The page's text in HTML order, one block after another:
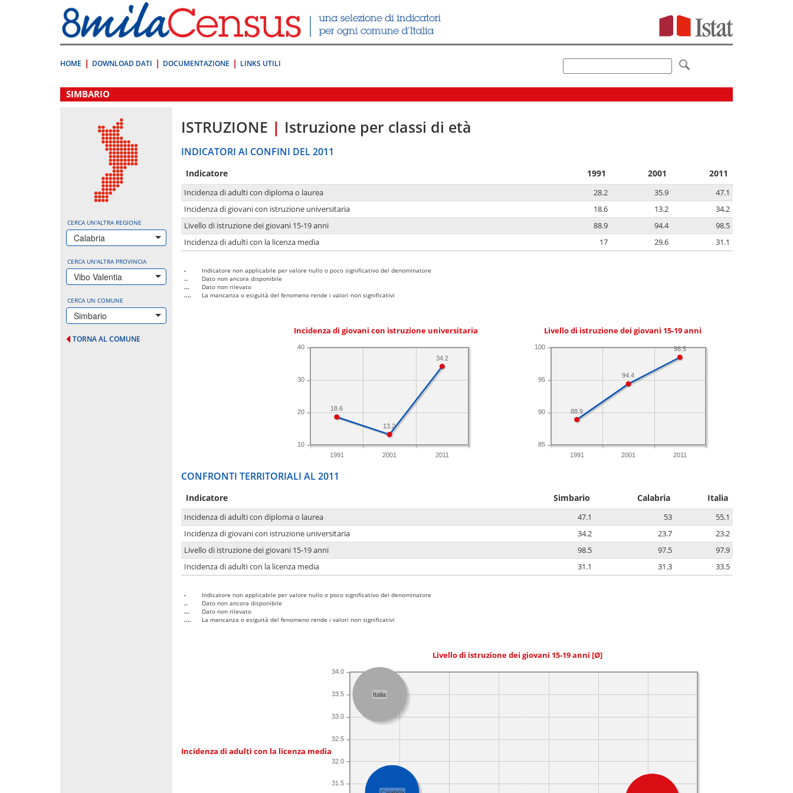
direttamente
a:
Contenuto
HOME DOWNLOAD DATI DOCUMENTAZIONE LINKS UTILI
.
SIMBARIO
CERCA UN'ALTRA REGIONE
Calabria
CERCA UN'ALTRA PROVINCIA
Vibo Valentia
CERCA UN COMUNE
Simbario
TORNA AL COMUNE
ISTRUZIONE | Istruzione per classi di età
INDICATORI AI CONFINI DEL 2011
Indicatore 1991 2001 2011
Incidenza di adulti con diploma o laurea 28.2 35.9
47.1
Incidenza di giovani con istruzione universitaria
18.6 13.2
34.2
Livello di istruzione dei giovani 15-19 anni
88.9 94.4
98.5
Incidenza di adulti con la licenza media
17 29.6 31.1
-
Indicatore non applicabile per valore nullo o poco significativo del denominatore
..
Dato non ancora disponibile
...
Dato non rilevato
....
La mancanza o esiguità del fenomeno rende i valori non significativi
Incidenza di giovani con istruzione universitaria
1991 2001 2011
10
20
30
40
34.2
13.2
18.6
Livello di istruzione dei giovani 15-19 anni
1991 2001 2011
85
90
95
100 98.5
94.4
88.9
CONFRONTI TERRITORIALI AL 2011
Indicatore Simbario Calabria Italia
Incidenza di adulti con diploma o laurea 47.1 53
55.1
Incidenza di giovani con istruzione universitaria
34.2 23.7
23.2
Livello di istruzione dei giovani 15-19 anni
98.5 97.5
97.9
Incidenza di adulti con la licenza media
31.1 31.3 33.5
-
Indicatore non applicabile per valore nullo o poco significativo del denominatore
..
Dato non ancora disponibile
...
Dato non rilevato
....
La mancanza o esiguità del fenomeno rende i valori non significativi
Livello di istruzione dei giovani 15-19 anni [Ø]
Incidenza di adulti con la licenza media
31.5
32.0
32.5
33.0
33.5
34.0
Italia